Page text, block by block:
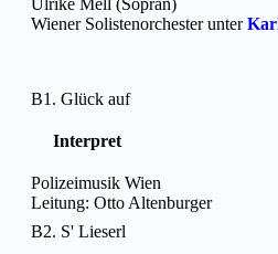
Wiener Solistenorchester unter
B1. Glück auf
Interpret
Polizeimusik Wien
Leitung: Otto Altenburger
B2. S' Lieserl